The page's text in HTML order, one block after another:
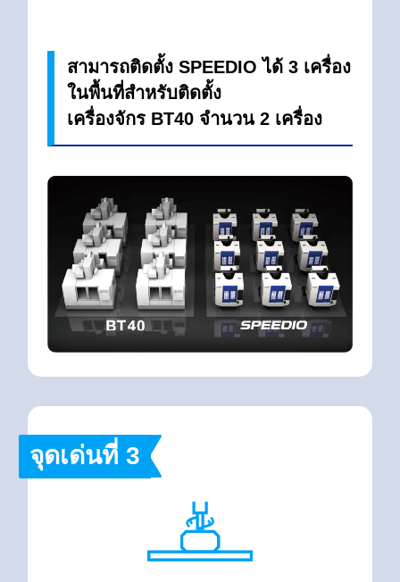
สามารถติดตั้ง SPEEDIO ได้ 3 เครื่อง
ในพื้นที่สำหรับติดตั้ง
เครื่องจักร BT40 จำนวน 2 เครื่อง
จุดเด่นที่ 3